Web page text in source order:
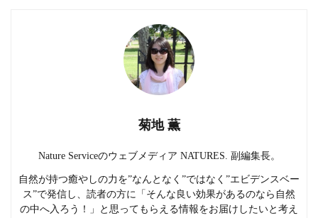
菊地 薫
Nature Serviceのウェブメディア NATURES. 副編集長。
自然が持つ癒やしの力を”なんとなく”ではなく”エビデンスベー
ス”で発信し、読者の方に「そんな良い効果があるのなら自然
の中へ入ろう！」と思ってもらえる情報をお届けしたいと考え